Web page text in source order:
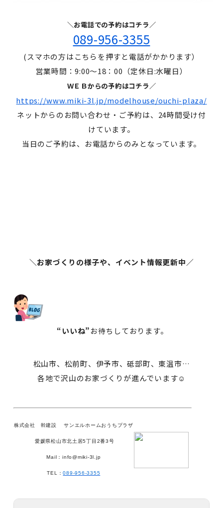
＼お電話での予約はコチラ／
089-956-3355
(スマホの方はこちらを押すと電話がかかります）
営業時間：9:00～18：00（定休日:水曜日）
ＷＥＢからの予約はコチラ／
https://www.miki-3l.jp/modelhouse/ouchi-plaza/
ネットからのお問い合わせ・ご予約は、24時間受け付
けています。
当日のご予約は、お電話からのみとなっています。
＼お家づくりの様子や、イベント情報更新中／
“いいね”お待ちしております。
松山市、松前町、伊予市、砥部町、東温市…
各地で沢山のお家づくりが進んでいます☺️
株式会社 幹建設サンエルホームおうちプラザ
愛媛県松山市北土居5丁目2番3号
Mail：info@miki-3l.jp
TEL：089-956-3355